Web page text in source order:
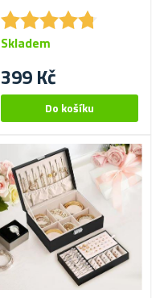
★★★★★
★★★★★
399 Kč
Skladem